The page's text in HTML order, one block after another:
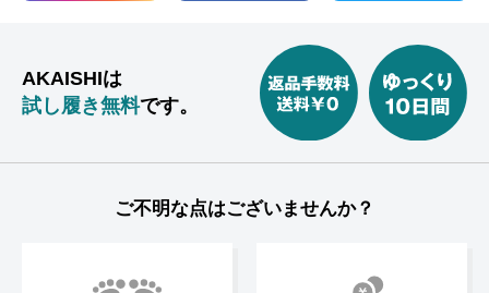
AKAISHIは
試し履き無料です。
ご不明な点はございませんか？